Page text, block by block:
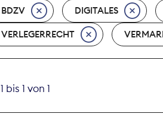
BDZV DIGITALES
VERLEGERRECHT
1 bis 1 von 1